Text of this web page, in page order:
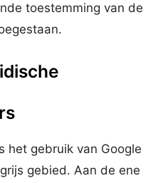
toestemming van de
het gebruik van Google
gebied. Aan de ene